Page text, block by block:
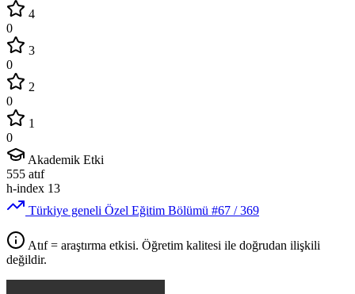
4
0
3
0
2
0
1
0
Akademik Etki
555 atıf
h-index 13
Türkiye geneli Özel Eğitim Bölümü #67 / 369
Atıf = araştırma etkisi. Öğretim kalitesi ile doğrudan ilişkili
değildir.